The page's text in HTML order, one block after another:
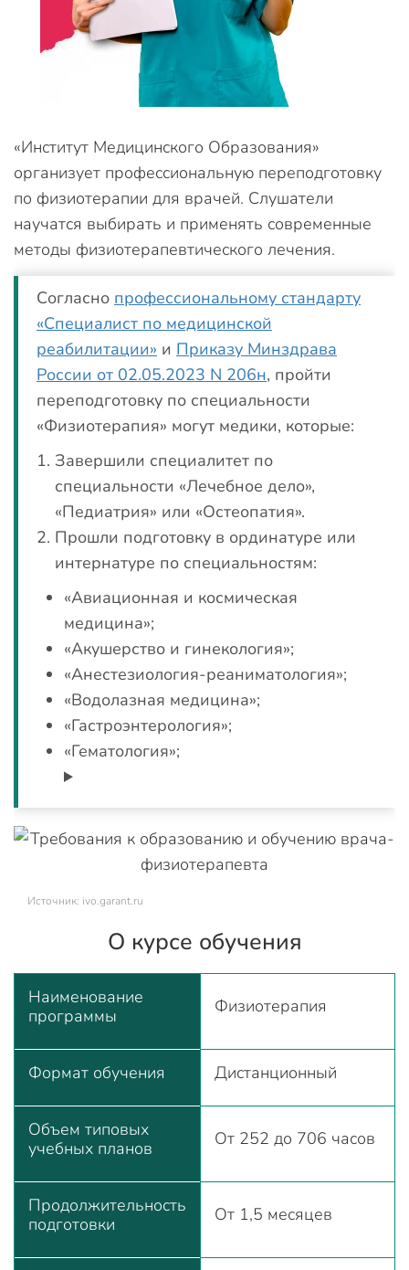
«Институт Медицинского Образования»
организует профессиональную переподготовку
по физиотерапии для врачей. Слушатели
научатся выбирать и применять современные
методы физиотерапевтического лечения.
Согласно профессиональному стандарту
«Специалист по медицинской
реабилитации» и Приказу Минздрава
России от 02.05.2023 N 206н, пройти
переподготовку по специальности
«Физиотерапия» могут медики, которые:
Завершили специалитет по
специальности «Лечебное дело»,
«Педиатрия» или «Остеопатия».
Прошли подготовку в ординатуре или
интернатуре по специальностям:
«Авиационная и космическая
медицина»;
«Акушерство и гинекология»;
«Анестезиология-реаниматология»;
«Водолазная медицина»;
«Гастроэнтерология»;
«Гематология»;
Источник: ivo.garant.ru
О курсе обучения
Наименование
программы
Физиотерапия
Формат обучения Дистанционный
Объем типовых
учебных планов
От 252 до 706 часов
Продолжительность
подготовки
От 1,5 месяцев